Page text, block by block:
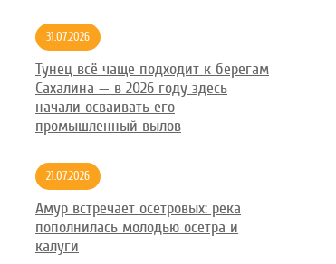
31.07.2026
Тунец всё чаще подходит к берегам
Сахалина — в 2026 году здесь
начали осваивать его
промышленный вылов
21.07.2026
Амур встречает осетровых: река
пополнилась молодью осетра и
калуги